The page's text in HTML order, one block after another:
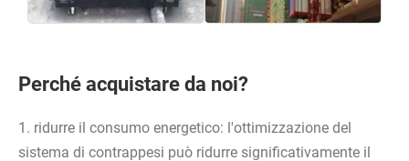
Perché acquistare da noi?
1. ridurre il consumo energetico: l'ottimizzazione del
sistema di contrappesi può ridurre significativamente il